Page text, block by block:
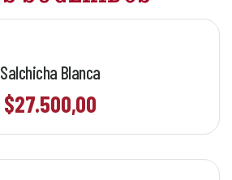
Salchicha Blanca
$27.500,00